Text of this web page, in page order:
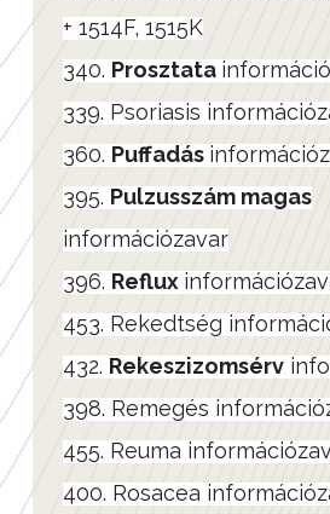
+ 1514F, 1515K
340. Prosztata
339. Psoriasis
360. Puffadás
395. Pulzusszám magas
információzavar
396. Reflux
453. Rekedtség
432. Rekeszizomsérv
398. Remegés
455. Reuma
400. Rosacea